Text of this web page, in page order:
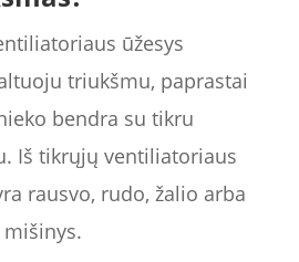
ūžesys
triukšmu, paprastai
bendra su tikru
Iš tikrųjų ventiliatoriaus
rausvo, rudo, žalio arba